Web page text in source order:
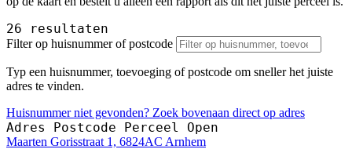
26 resultaten
Filter op huisnummer of postcode
Typ een huisnummer, toevoeging of postcode om sneller het juiste
adres te vinden.
Huisnummer niet gevonden? Zoek bovenaan direct op adres
Adres Postcode Perceel Open
Maarten Gorisstraat 1, 6824AC Arnhem